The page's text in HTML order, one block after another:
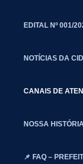
EDITAL Nº 001/
NOTÍCIAS DA
CANAIS DE
NOSSA HISTÓRIA
📌 FAQ –